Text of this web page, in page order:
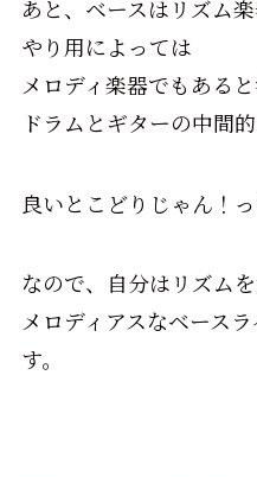
あと、ベースはリズム楽
やり用によっては
メロディ楽器でもある
ドラムとギターの中間的
良いとこどりじゃん！っ
なので、自分はリズム
メロディアスなベース
す。